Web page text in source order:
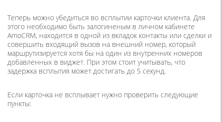
Теперь можно убедиться во всплытии карточки клиента. Для
этого необходимо быть залогиненым в личном кабинете
AmoCRM, находится в одной из вкладок контакты или сделки и
совершить входящий вызов на внешний номер, который
маршрутизируется хотя бы на один из внутренних номеров
добавленных в виджет. При этом стоит учитывать, что
задержка всплытия может достигать до 5 секунд.
Если карточка не всплывает нужно проверить следующие
пункты: